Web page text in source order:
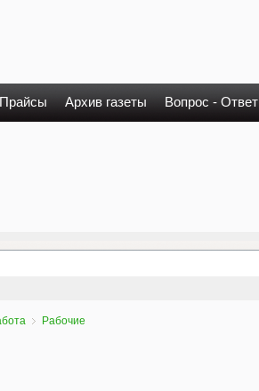
Прайсы Архив газеты Вопрос - Ответ
Рабочие